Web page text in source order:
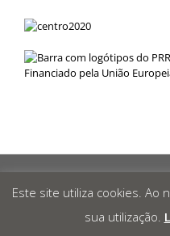
Metlor© 2019
Canal de
Este site utiliza cookies. Ao
sua utilização.